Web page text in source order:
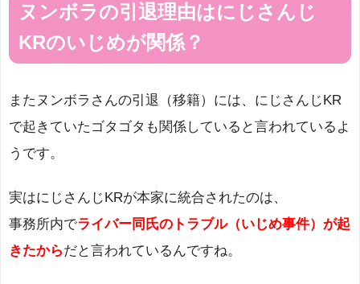
ヌンボラの引退理由はにじさんじ
KRのいじめが関係？
またヌンボラさんの引退（移籍）には、にじさんじKR
で起きていたゴタゴタも関係していると言われているよ
うです。
実はにじさんじKRが本家に統合されたのは、
事務所内でライバー同氏のトラブル（いじめ事件）が起
きたからだと言われているんですね。